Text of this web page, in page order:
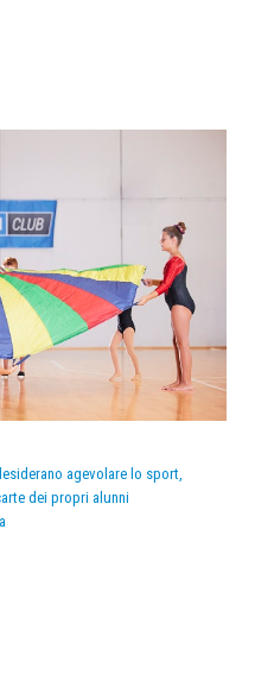
agevolare lo sport,
dei propri alunni